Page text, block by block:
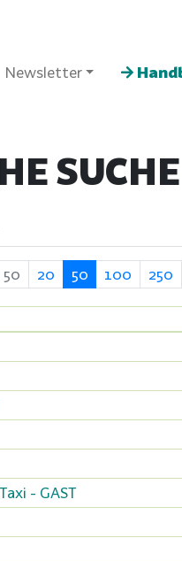
Newsletter
SUCHE
20 50 100 250
- GAST